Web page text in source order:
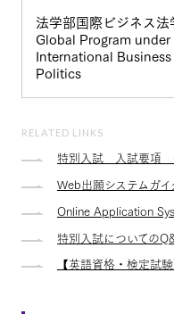
法学部国際ビジネス
Global Program
International
Politics
RELATED LINKS
特別入試 入試要項
Web出願システムガ
Online Application
特別入試についての
【英語資格・検定試